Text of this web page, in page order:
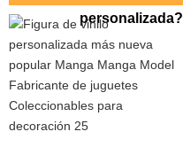
personalizada?